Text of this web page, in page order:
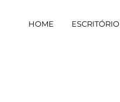
HOME ESCRITÓRIO